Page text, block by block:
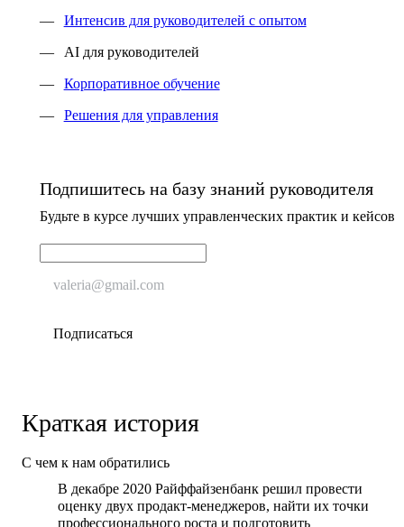
Краткая история
С чем к нам обратились
В декабре 2020 Райффайзенбанк решил провести
оценку двух продакт-менеджеров, найти их точки
профессионального роста и подготовить
Интенсив для руководителей с опытом
AI для руководителей
Корпоративное обучение
Решения для управления
Подпишитесь на базу знаний руководителя
Будьте в курсе лучших управленческих практик и кейсов